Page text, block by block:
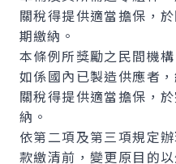
關稅得提供適當擔保，
期繳納。
本條例所獎勵之民間機
如係國內已製造供應者
關稅得提供適當擔保，
納。
依第二項及第三項規定
款繳清前，變更原目的